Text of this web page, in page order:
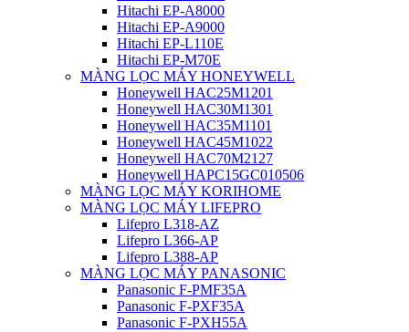
Hitachi EP-A8000
Hitachi EP-A9000
Hitachi EP-L110E
Hitachi EP-M70E
MÀNG LỌC MÁY HONEYWELL
Honeywell HAC25M1201
Honeywell HAC30M1301
Honeywell HAC35M1101
Honeywell HAC45M1022
Honeywell HAC70M2127
Honeywell HAPC15GC010506
MÀNG LỌC MÁY KORIHOME
MÀNG LỌC MÁY LIFEPRO
Lifepro L318-AZ
Lifepro L366-AP
Lifepro L388-AP
MÀNG LỌC MÁY PANASONIC
Panasonic F-PMF35A
Panasonic F-PXF35A
Panasonic F-PXH55A